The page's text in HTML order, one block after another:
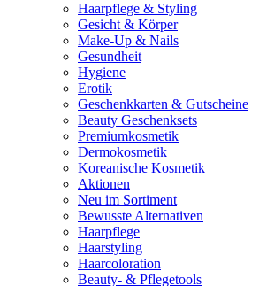
Haarpflege & Styling
Gesicht & Körper
Make-Up & Nails
Gesundheit
Hygiene
Erotik
Geschenkkarten & Gutscheine
Beauty Geschenksets
Premiumkosmetik
Dermokosmetik
Koreanische Kosmetik
Aktionen
Neu im Sortiment
Bewusste Alternativen
Haarpflege
Haarstyling
Haarcoloration
Beauty- & Pflegetools